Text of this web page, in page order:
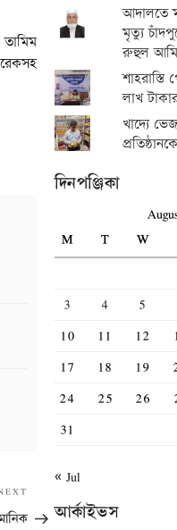
Post
আদালতে
মৃত্যু
রুহুল
লাখ
খাদ্যে
দিনপঞ্জিকা
M
T W
3
4 5
10
11 12
17
18 19
24
25 26
31
« Jul
আর্কাইভস